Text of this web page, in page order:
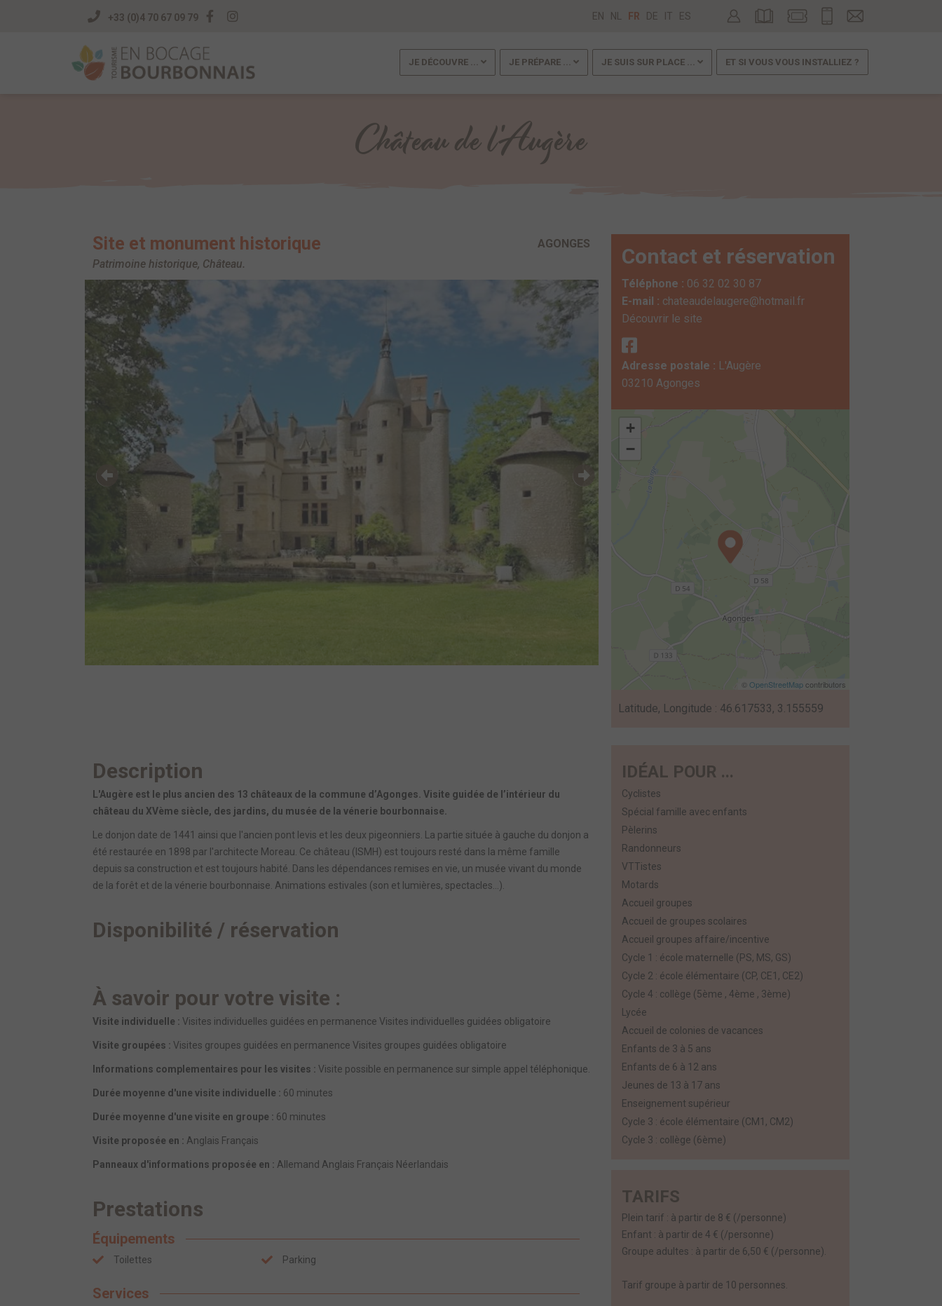
+33 (0)4 70 67 09 79 EN NL FR DE IT ES
JE DÉCOUVRE ... JE PRÉPARE ... JE SUIS SUR PLACE ... ET SI VOUS VOUS INSTALLIEZ ?
Château de l'Augère
Site et monument historique
AGONGES
Patrimoine historique, Château.
Contact et réservation
Téléphone : 06 32 02 30 87
E-mail : chateaudelaugere@hotmail.fr
Découvrir le site
Adresse postale : L'Augère
03210 Agonges
+
−
© OpenStreetMapcontributors
Latitude, Longitude : 46.617533, 3.155559
Description
L'Augère est le plus ancien des 13 châteaux de la commune d’Agonges. Visite guidée de l’intérieur du
château du XVème siècle, des jardins, du musée de la vénerie bourbonnaise.
Le donjon date de 1441 ainsi que l'ancien pont levis et les deux pigeonniers. La partie située à gauche du donjon a
été restaurée en 1898 par l'architecte Moreau. Ce château (ISMH) est toujours resté dans la même famille
depuis sa construction et est toujours habité. Dans les dépendances remises en vie, un musée vivant du monde
de la forêt et de la vénerie bourbonnaise. Animations estivales (son et lumières, spectacles...).
Disponibilité / réservation
À savoir pour votre visite :
Visite individuelle : Visites individuelles guidées en permanence Visites individuelles guidées obligatoire
Visite groupées : Visites groupes guidées en permanence Visites groupes guidées obligatoire
Informations complementaires pour les visites : Visite possible en permanence sur simple appel téléphonique.
Durée moyenne d'une visite individuelle : 60 minutes
Durée moyenne d'une visite en groupe : 60 minutes
Visite proposée en : Anglais Français
Panneaux d'informations proposée en : Allemand Anglais Français Néerlandais
Prestations
Équipements
Toilettes Parking
Services
IDÉAL POUR ...
Cyclistes
Spécial famille avec enfants
Pèlerins
Randonneurs
VTTistes
Motards
Accueil groupes
Accueil de groupes scolaires
Accueil groupes affaire/incentive
Cycle 1 : école maternelle (PS, MS, GS)
Cycle 2 : école élémentaire (CP, CE1, CE2)
Cycle 4 : collège (5ème , 4ème , 3ème)
Lycée
Accueil de colonies de vacances
Enfants de 3 à 5 ans
Enfants de 6 à 12 ans
Jeunes de 13 à 17 ans
Enseignement supérieur
Cycle 3 : école élémentaire (CM1, CM2)
Cycle 3 : collège (6ème)
TARIFS
Plein tarif : à partir de 8 € (/personne)
Enfant : à partir de 4 € (/personne)
Groupe adultes : à partir de 6,50 € (/personne).
Tarif groupe à partir de 10 personnes.